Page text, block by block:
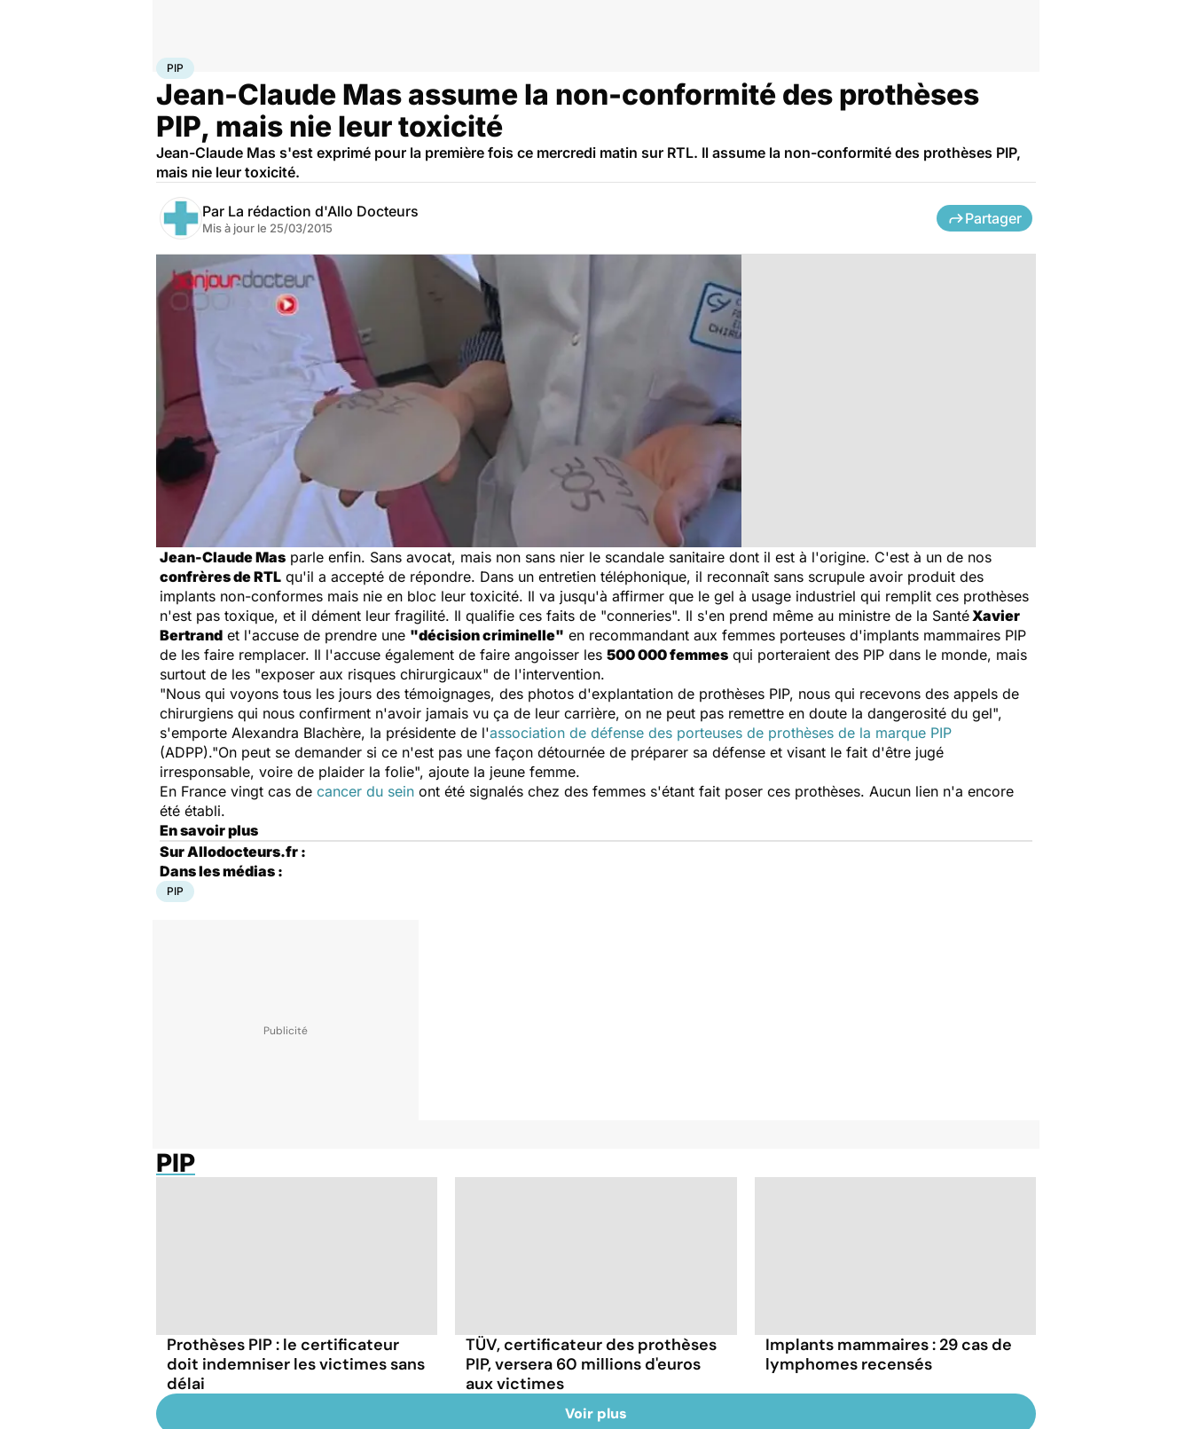
AccueilSanté
PIP
Jean-Claude Mas assume la non-conformité des prothèses
PIP, mais nie leur toxicité
Jean-Claude Mas s'est exprimé pour la première fois ce mercredi matin sur RTL. Il assume la non-conformité des prothèses PIP,
mais nie leur toxicité.
Par La rédaction d'Allo Docteurs
Mis à jour le 25/03/2015
Partager
Jean-Claude Mas parle enfin. Sans avocat, mais non sans nier le scandale sanitaire dont il est à l'origine. C'est à un de nos
confrères de RTL qu'il a accepté de répondre. Dans un entretien téléphonique, il reconnaît sans scrupule avoir produit des
implants non-conformes mais nie en bloc leur toxicité. Il va jusqu'à affirmer que le gel à usage industriel qui remplit ces prothèses
n'est pas toxique, et il dément leur fragilité. Il qualifie ces faits de "conneries". Il s'en prend même au ministre de la SantéXavier
Bertrand et l'accuse de prendre une "décision criminelle" en recommandant aux femmes porteuses d'implants mammaires PIP
de les faire remplacer. Il l'accuse également de faire angoisser les 500 000 femmes qui porteraient des PIP dans le monde, mais
surtout de les "exposer aux risques chirurgicaux" de l'intervention.
"Nous qui voyons tous les jours des témoignages, des photos d'explantation de prothèses PIP, nous qui recevons des appels de
chirurgiens qui nous confirment n'avoir jamais vu ça de leur carrière, on ne peut pas remettre en doute la dangerosité du gel",
s'emporte Alexandra Blachère, la présidente de l'association de défense des porteuses de prothèses de la marque PIP
(ADPP)."On peut se demander si ce n'est pas une façon détournée de préparer sa défense et visant le fait d'être jugé
irresponsable, voire de plaider la folie", ajoute la jeune femme.
En France vingt cas de cancer du sein ont été signalés chez des femmes s'étant fait poser ces prothèses. Aucun lien n'a encore
été établi.
En savoir plus
Sur Allodocteurs.fr :
Dans les médias :
PIP
PIP
Prothèses PIP : le certificateur
doit indemniser les victimes sans
délai
TÜV, certificateur des prothèses
PIP, versera 60 millions d'euros
aux victimes
Implants mammaires : 29 cas de
lymphomes recensés
Voir plus